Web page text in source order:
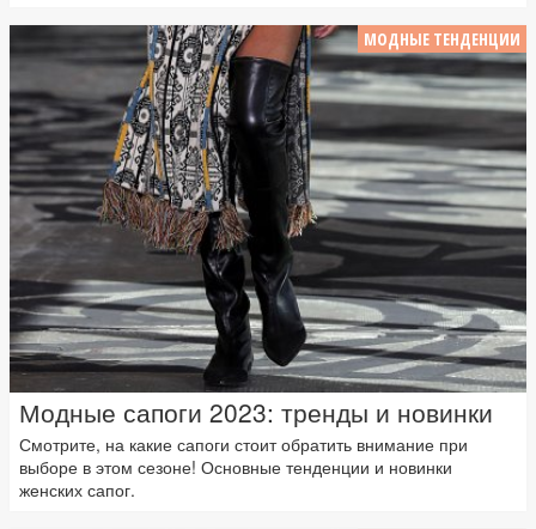
МОДНЫЕ ТЕНДЕНЦИИ
Модные сапоги 2023: тренды и новинки
Смотрите, на какие сапоги стоит обратить внимание при
выборе в этом сезоне! Основные тенденции и новинки
женских сапог.